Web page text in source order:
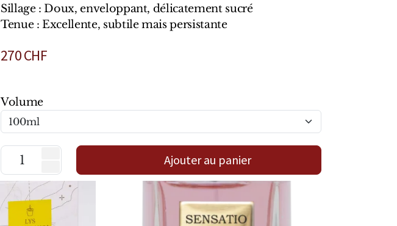
Sillage : Doux, enveloppant, délicatement sucré
Tenue : Excellente, subtile mais persistante
270CHF
Volume
Ajouter au panier